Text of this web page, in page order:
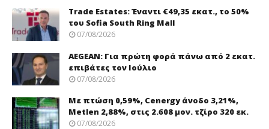
Trade Εstates: Έναντι €49,35 εκατ., το 50%
του Sofia South Ring Mall
07/08/2026
AEGEAN: Για πρώτη φορά πάνω από 2 εκατ.
επιβάτες τον Ιούλιο
07/08/2026
Με πτώση 0,59%, Cenergy άνοδο 3,21%,
Metlen 2,88%, στις 2.608 μον. τζίρο 320 εκ.
07/08/2026